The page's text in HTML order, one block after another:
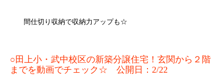
間仕切り収納で収納力アップも☆
○田上小・武中校区の新築分譲住宅！玄関から２階
までを動画でチェック☆ 公開日：2/22